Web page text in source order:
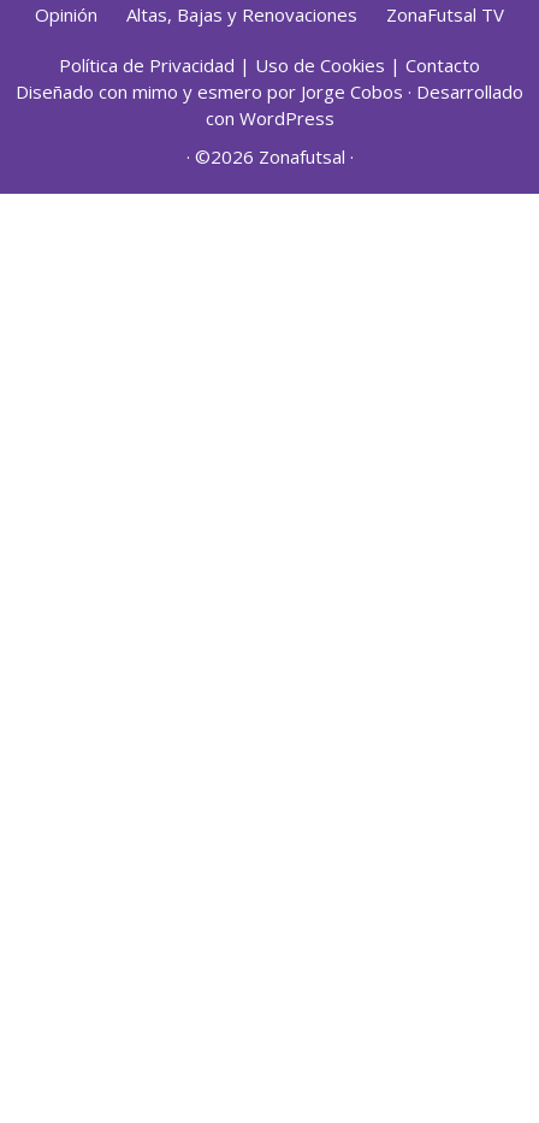
Opinión
Altas, Bajas y Renovaciones ZonaFutsal TV
Política de Privacidad | Uso de Cookies | Contacto
Diseñado con mimo y esmero por Jorge Cobos · Desarrollado
con WordPress
· ©2026 Zonafutsal ·